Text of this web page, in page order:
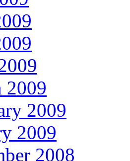
2009
2009
2009
2008